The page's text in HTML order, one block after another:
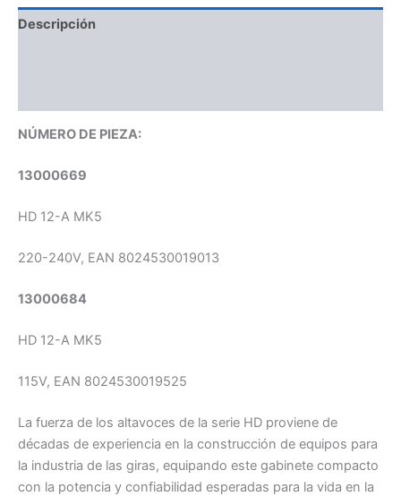
Descripción
NÚMERO DE PIEZA:
13000669
HD 12-A MK5
220-240V, EAN 8024530019013
13000684
HD 12-A MK5
115V, EAN 8024530019525
La fuerza de los altavoces de la serie HD proviene de
décadas de experiencia en la construcción de equipos para
la industria de las giras, equipando este gabinete compacto
con la potencia y confiabilidad esperadas para la vida en la